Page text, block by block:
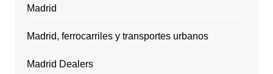
Madrid
Madrid, ferrocarriles y transportes urbanos
Madrid Dealers